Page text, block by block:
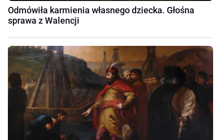
Odmówiła karmienia własnego dziecka. Głośna
sprawa z Walencji